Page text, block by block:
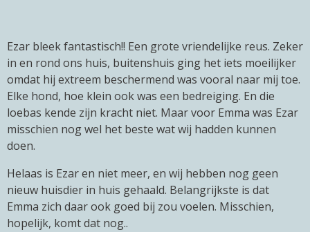
Ezar bleek fantastisch!! Een grote vriendelijke reus. Zeker
in en rond ons huis, buitenshuis ging het iets moeilijker
omdat hij extreem beschermend was vooral naar mij toe.
Elke hond, hoe klein ook was een bedreiging. En die
loebas kende zijn kracht niet. Maar voor Emma was Ezar
misschien nog wel het beste wat wij hadden kunnen
doen.
Helaas is Ezar en niet meer, en wij hebben nog geen
nieuw huisdier in huis gehaald. Belangrijkste is dat
Emma zich daar ook goed bij zou voelen. Misschien,
hopelijk, komt dat nog..